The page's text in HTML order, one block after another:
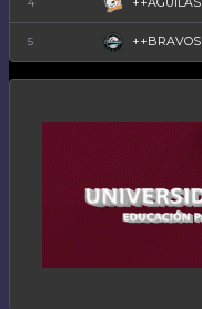
4
5 ++BRAVOS